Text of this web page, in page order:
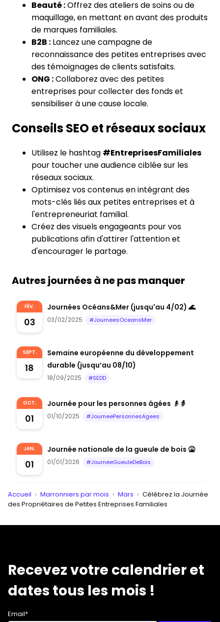
Beauté :Offrez des ateliers de soins ou de
maquillage, en mettant en avant des produits
de marques familiales.
B2B : Lancez une campagne de
reconnaissance des petites entreprises avec
des témoignages de clients satisfaits.
ONG :Collaborez avec des petites
entreprises pour collecter des fonds et
sensibiliser à une cause locale.
Conseils SEO et réseaux sociaux
Utilisez le hashtag #EntreprisesFamiliales
pour toucher une audience ciblée sur les
réseaux sociaux.
Optimisez vos contenus en intégrant des
mots-clés liés aux petites entreprises et à
l'entrepreneuriat familial.
Créez des visuels engageants pour vos
publications afin d'attirer l'attention et
d'encourager le partage.
Autres journées à ne pas manquer
FÉV.
03
Journées Océans&Mer (jusqu'au 4/02) 🌊
03/02/2025 #JourneesOceansMer
SEPT.
18
Semaine européenne du développement
durable (jusqu’au 08/10)
18/09/2025 #SEDD
OCT.
01
Journée pour les personnes âgées 👴👵
01/10/2025 #JourneePersonnesAgees
JAN.
01
Journée nationale de la gueule de bois 🤮
01/01/2026 #JourneeGueuleDeBois
Accueil › Marronniers par mois › Mars › Célébrez la Journée
des Propriétaires de Petites Entreprises Familiales
Recevez votre calendrier et
dates tous les mois !
Email*